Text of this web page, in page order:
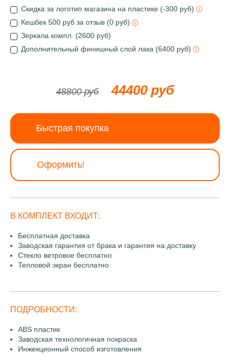
Скидка за логотип магазина на пластике (-300 руб)
Кешбек 500 руб за отзыв (0 руб)
Зеркала компл. (2600 руб)
Дополнительный финишный слой лака (6400 руб)
48800 руб 44400 руб
Быстрая покупка
Оформить!
В КОМПЛЕКТ ВХОДИТ:
Бесплатная доставка
Заводская гарантия от брака и гарантия на доставку
Стекло ветровое бесплатно
Тепловой экран бесплатно
ПОДРОБНОСТИ:
ABS пластик
Заводская технологичная покраска
Инжекционный способ изготовления